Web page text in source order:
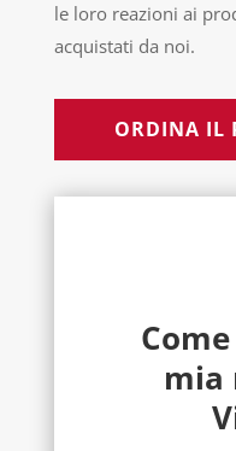
le loro reazioni ai
acquistati da noi.
ORDINA IL
mia